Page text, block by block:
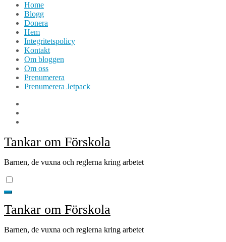
Home
Blogg
Donera
Hem
Integritetspolicy
Kontakt
Om bloggen
Om oss
Prenumerera
Prenumerera Jetpack
Tankar om Förskola
Barnen, de vuxna och reglerna kring arbetet
Tankar om Förskola
Barnen, de vuxna och reglerna kring arbetet